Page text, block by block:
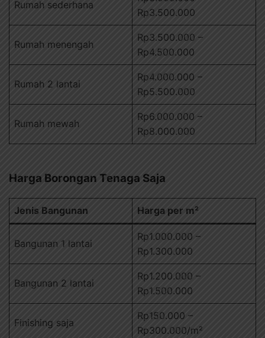
Rumah sederhana
Rp3.500.000
Rumah menengah
Rp3.500.000 –
Rp4.500.000
Rumah 2 lantai
Rp4.000.000 –
Rp5.500.000
Rumah mewah
Rp6.000.000 –
Rp8.000.000
Harga Borongan Tenaga Saja
Jenis Bangunan Harga per m²
Bangunan 1 lantai
Rp1.000.000 –
Rp1.300.000
Bangunan 2 lantai
Rp1.200.000 –
Rp1.500.000
Finishing saja
Rp150.000 –
Rp300.000/m²